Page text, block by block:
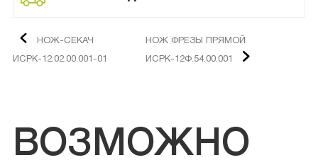
НОЖ-СЕКАЧ
ИСРК-12.02.00.001-01
НОЖ ФРЕЗЫ ПРЯМОЙ
ИСРК-12Ф.54.00.001
ВОЗМОЖНО